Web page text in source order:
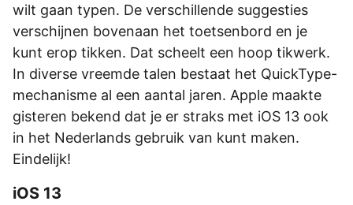
wilt gaan typen. De verschillende suggesties
verschijnen bovenaan het toetsenbord en je
kunt erop tikken. Dat scheelt een hoop tikwerk.
In diverse vreemde talen bestaat het QuickType-
mechanisme al een aantal jaren. Apple maakte
gisteren bekend dat je er straks met iOS 13 ook
in het Nederlands gebruik van kunt maken.
Eindelijk!
iOS 13